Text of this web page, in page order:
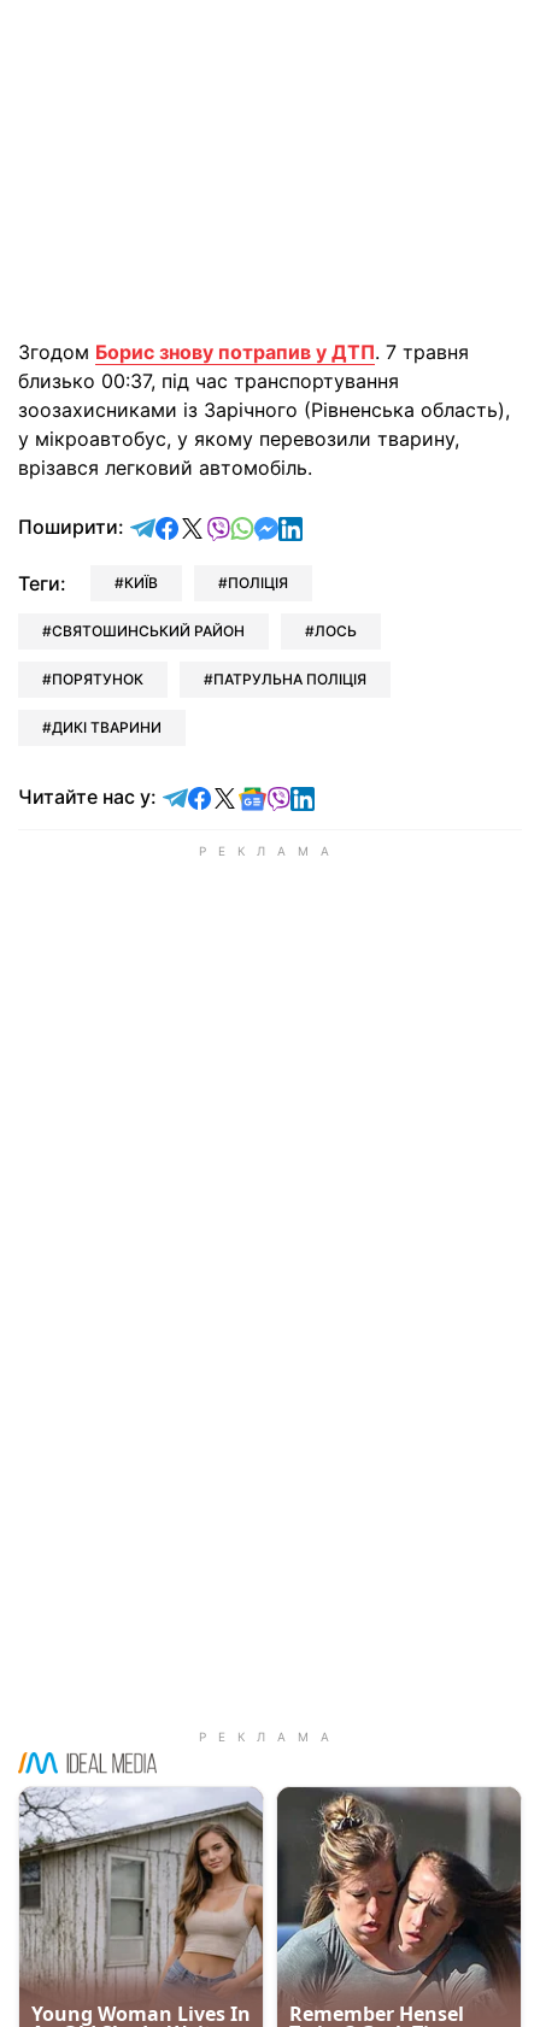
Згодом Борис знову потрапив у ДТП. 7 травня
близько 00:37, під час транспортування
зоозахисниками із Зарічного (Рівненська область),
у мікроавтобус, у якому перевозили тварину,
врізався легковий автомобіль.
Поширити: відправити у Telegram
поділитись у Facebook
поділитись у X
відправити у Viber
відправити у Whatsapp
відправити у Messenger
відправити у LinkedIn
Теги: КИЇВ ПОЛІЦІЯ
СВЯТОШИНСЬКИЙ РАЙОН ЛОСЬ
ПОРЯТУНОК ПАТРУЛЬНА ПОЛІЦІЯ
ДИКІ ТВАРИНИ
Читайте нас у: Читайте у Telegram
Читайте у Facebook
Читайте у X
Читайте у Google news
Читайте у Viber
Читайте у LinkedIn